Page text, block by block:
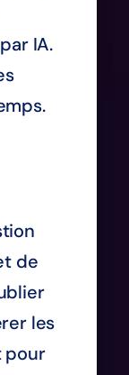
IA.
de
les
pour